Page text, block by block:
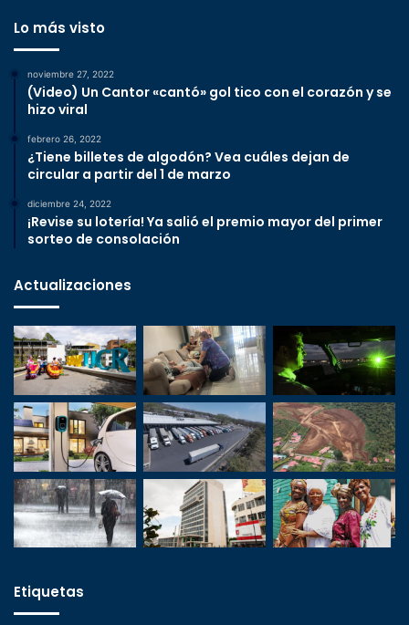
Lo más visto
noviembre 27, 2022
(Video) Un Cantor «cantó» gol tico con el corazón y se
hizo viral
febrero 26, 2022
¿Tiene billetes de algodón? Vea cuáles dejan de
circular a partir del 1 de marzo
diciembre 24, 2022
¡Revise su lotería! Ya salió el premio mayor del primer
sorteo de consolación
Actualizaciones
Etiquetas